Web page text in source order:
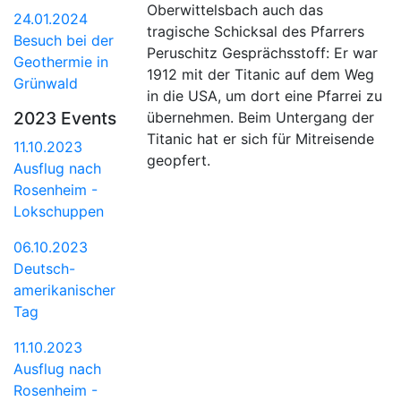
24.01.2024
Besuch bei der
Geothermie in
Grünwald
2023 Events
11.10.2023
Ausflug nach
Rosenheim -
Lokschuppen
06.10.2023
Deutsch-
amerikanischer
Tag
11.10.2023
Ausflug nach
Rosenheim -
Oberwittelsbach auch das
tragische Schicksal des Pfarrers
Peruschitz Gesprächsstoff: Er war
1912 mit der Titanic auf dem Weg
in die USA, um dort eine Pfarrei zu
übernehmen. Beim Untergang der
Titanic hat er sich für Mitreisende
geopfert.